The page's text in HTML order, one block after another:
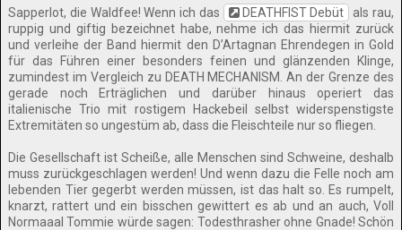
Sapperlot, die Waldfee! Wenn ich das DEATHFIST Debüt
als rau,
ruppig und giftig bezeichnet habe, nehme ich das hiermit zurück
und verleihe der Band hiermit den D’Artagnan Ehrendegen in Gold
für das Führen einer besonders feinen und glänzenden Klinge,
zumindest im Vergleich zu DEATH MECHANISM. An der Grenze des
gerade noch Erträglichen und darüber hinaus operiert das
italienische Trio mit rostigem Hackebeil selbst widerspenstigste
Extremitäten so ungestüm ab, dass die Fleischteile nur so fliegen.
Die Gesellschaft ist Scheiße, alle Menschen sind Schweine, deshalb
muss zurückgeschlagen werden! Und wenn dazu die Felle noch am
lebenden Tier gegerbt werden müssen, ist das halt so. Es rumpelt,
knarzt, rattert und ein bisschen gewittert es ab und an auch, Voll
Normaaal Tommie würde sagen: Todesthrasher ohne Gnade! Schön